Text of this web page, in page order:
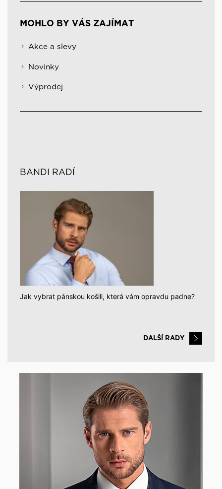
MOHLO BY VÁS ZAJÍMAT
Akce a slevy
Novinky
Výprodej
BANDI RADÍ
Jak vybrat pánskou košili, která vám opravdu padne?
DALŠÍ RADY